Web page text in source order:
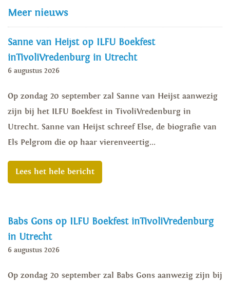
Meer nieuws
Sanne van Heijst op ILFU Boekfest
inTivoliVredenburg in Utrecht
6 augustus 2026
Op zondag 20 september zal Sanne van Heijst aanwezig
zijn bij het ILFU Boekfest in TivoliVredenburg in
Utrecht. Sanne van Heijst schreef Else, de biografie van
Els Pelgrom die op haar vierenveertig...
Lees het hele bericht
Babs Gons op ILFU Boekfest inTivoliVredenburg
in Utrecht
6 augustus 2026
Op zondag 20 september zal Babs Gons aanwezig zijn bij